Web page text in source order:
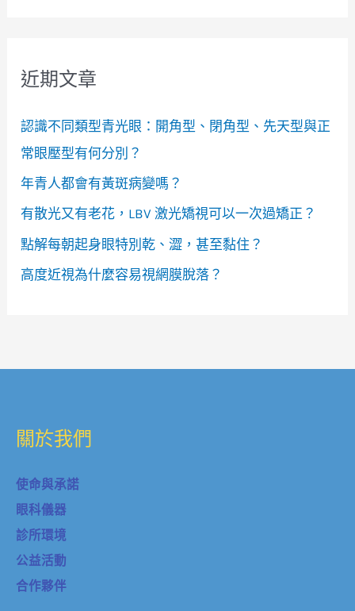
近期文章
認識不同類型青光眼：開角型、閉角型、先天型與正
常眼壓型有何分別？
年青人都會有黃斑病變嗎？
有散光又有老花，LBV 激光矯視可以一次過矯正？
點解每朝起身眼特別乾、澀，甚至黏住？
高度近視為什麼容易視網膜脫落？
關於我們
使命與承諾
眼科儀器
診所環境
公益活動
合作夥伴